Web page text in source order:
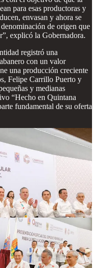
para esas productoras y
envasan y ahora se
de origen que
explicó la Gobernadora.
registró una
con un valor
una producción creciente
Felipe Carrillo Puerto y
y medianas
“Hecho en Quintana
fundamental de su oferta